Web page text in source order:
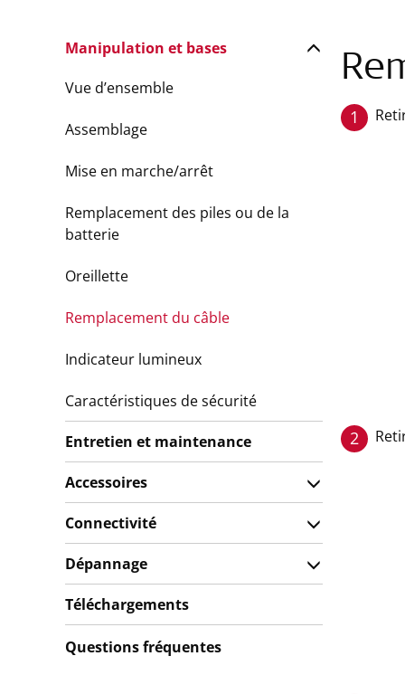
1
2
Manipulation et bases
Vue d’ensemble
Assemblage
Mise en marche/arrêt
Remplacement des piles ou de la
batterie
Oreillette
Remplacement du câble
Indicateur lumineux
Caractéristiques de sécurité
Entretien et maintenance
Accessoires
Connectivité
Dépannage
Téléchargements
Questions fréquentes